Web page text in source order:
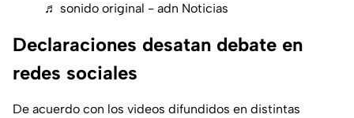
♬ sonido original - adn Noticias
Declaraciones desatan debate en
redes sociales
De acuerdo con los videos difundidos en distintas